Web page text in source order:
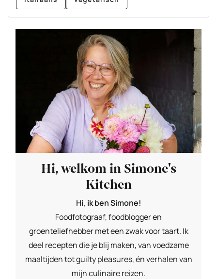
Hi, welkom in Simone's
Kitchen
Hi, ik ben Simone!
Foodfotograaf, foodblogger en
groenteliefhebber met een zwak voor taart. Ik
deel recepten die je blij maken, van voedzame
maaltijden tot guilty pleasures, én verhalen van
mijn culinaire reizen.